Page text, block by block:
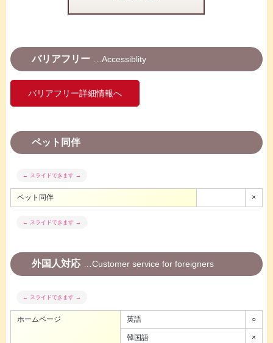
バリアフリー Accessiblity
バリアフリー詳細情報へ
ペット同伴
ペット同伴 ×
外国人対応 Customer service for foreigners
ホームページ 英語 ○
韓国語 ×